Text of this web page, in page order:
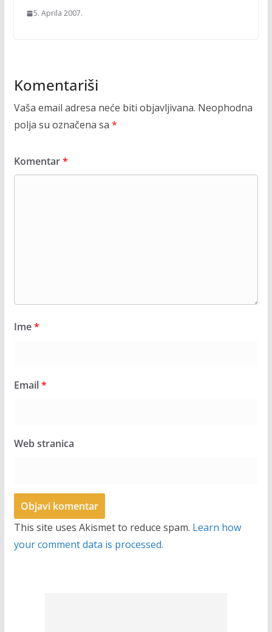
5. Aprila 2007.
Komentariši
Vaša email adresa neće biti objavljivana. Neophodna
polja su označena sa *
Komentar*
Ime*
Email*
Web stranica
This site uses Akismet to reduce spam. Learn how
your comment data is processed.